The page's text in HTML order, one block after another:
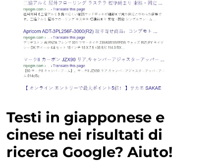
Testi in giapponese e
cinese nei risultati di
ricerca Google? Aiuto!